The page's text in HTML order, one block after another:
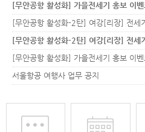
[무안공항 활성화] 가을전세기 홍보 이
[무안공항 활성화-2탄] 여강[리장] 전
[무안공항 활성화-2탄] 여강[리장] 전
서울항공 여행사 업무 공지